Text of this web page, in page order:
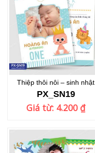
Thiệp thôi nôi – sinh nhật
PX_SN19
Giá từ: 4.200 ₫